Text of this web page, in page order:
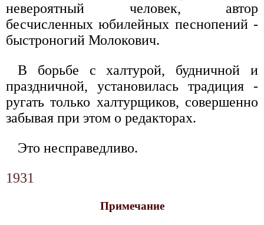
невероятный человек, автор
бесчисленных юбилейных песнопений -
быстроногий Молокович.
В борьбе с халтурой, будничной и
праздничной, установилась традиция -
ругать только халтурщиков, совершенно
забывая при этом о редакторах.
Это несправедливо.
1931
Примечание